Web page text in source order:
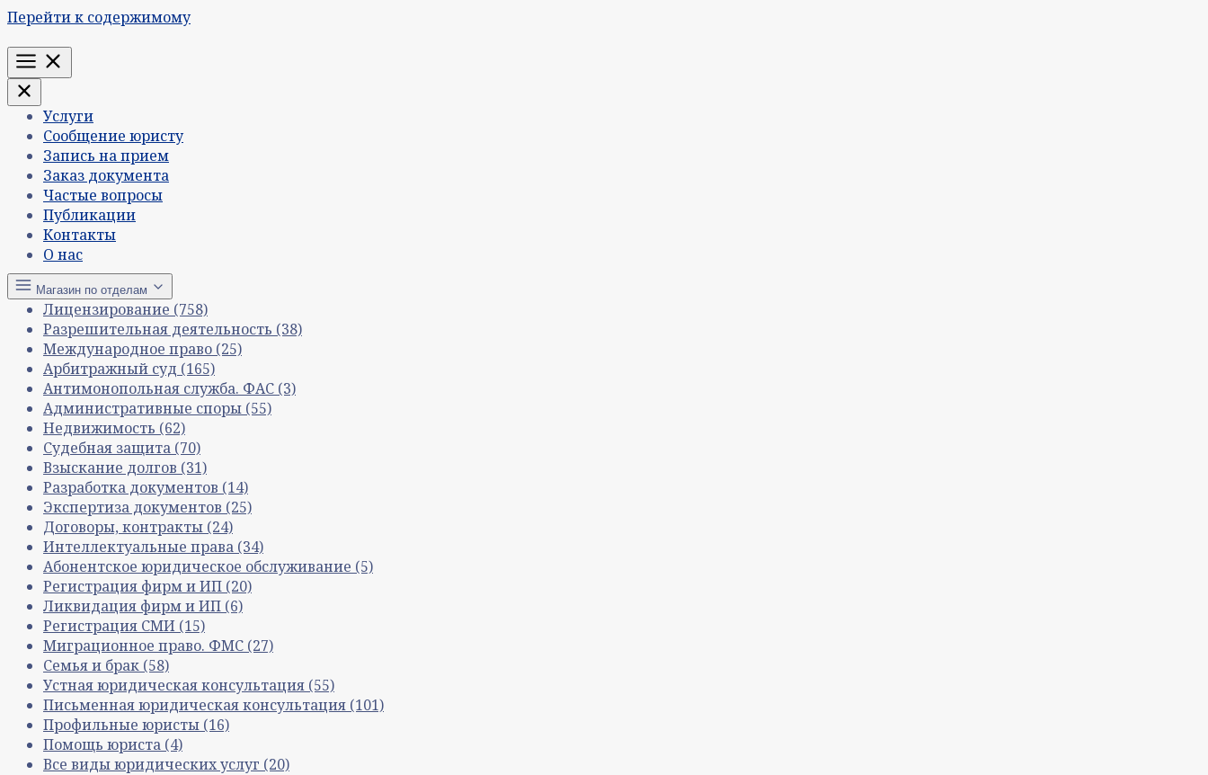
Перейти к содержимому
Меню
Услуги
Сообщение юристу
Запись на прием
Заказ документа
Частые вопросы
Публикации
Контакты
О нас
Магазин по отделам
Лицензирование (758)
Разрешительная деятельность (38)
Международное право (25)
Арбитражный суд (165)
Антимонопольная служба. ФАС (3)
Административные споры (55)
Недвижимость (62)
Судебная защита (70)
Взыскание долгов (31)
Разработка документов (14)
Экспертиза документов (25)
Договоры, контракты (24)
Интеллектуальные права (34)
Абонентское юридическое обслуживание (5)
Регистрация фирм и ИП (20)
Ликвидация фирм и ИП (6)
Регистрация СМИ (15)
Миграционное право. ФМС (27)
Семья и брак (58)
Устная юридическая консультация (55)
Письменная юридическая консультация (101)
Профильные юристы (16)
Помощь юриста (4)
Все виды юридических услуг (20)